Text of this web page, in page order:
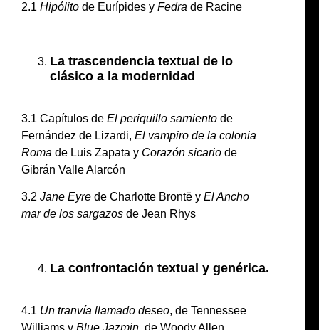
2.1 Hipólito de Eurípides y Fedra de Racine
La trascendencia textual de lo
clásico a la modernidad
3.1 Capítulos de El periquillo sarniento de
Fernández de Lizardi, El vampiro de la colonia
Roma de Luis Zapata y Corazón sicario de
Gibrán Valle Alarcón
3.2 Jane Eyre de Charlotte Brontë y El Ancho
mar de los sargazos de Jean Rhys
La confrontación textual y genérica.
4.1 Un tranvía llamado deseo, de Tennessee
Williams y Blue Jazmin, de Woody Allen